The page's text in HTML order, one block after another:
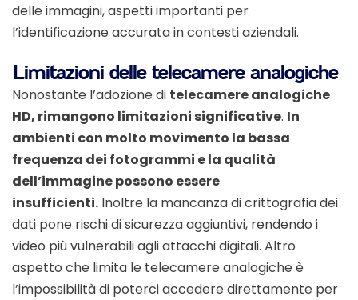
delle immagini, aspetti importanti per
l’identificazione accurata in contesti aziendali.
Limitazioni delle telecamere analogiche
Nonostante l’adozione di telecamere analogiche
HD, rimangono limitazioni significative. In
ambienti con molto movimento la bassa
frequenza dei fotogrammi e la qualità
dell’immagine possono essere
insufficienti. Inoltre la mancanza di crittografia dei
dati pone rischi di sicurezza aggiuntivi, rendendo i
video più vulnerabili agli attacchi digitali. Altro
aspetto che limita le telecamere analogiche è
l’impossibilità di poterci accedere direttamente per